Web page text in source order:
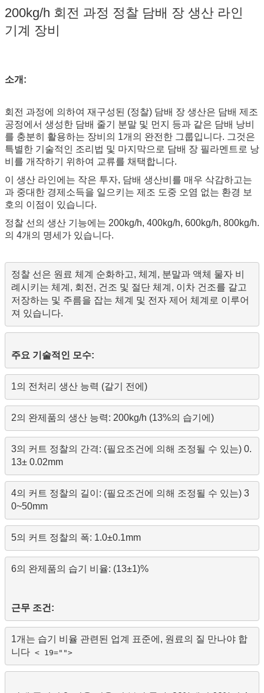
200kg/h 회전 과정 정찰 담배 장 생산 라인
기계 장비
소개:
회전 과정에 의하여 재구성된 (정찰) 담배 장 생산은 담배 제조
공정에서 생성한 담배 줄기 분말 및 먼지 등과 같은 담배 낭비
를 충분히 활용하는 장비의 1개의 완전한 그룹입니다. 그것은
특별한 기술적인 조리법 및 마지막으로 담배 장 필라멘트로 낭
비를 개작하기 위하여 교류를 채택합니다.
이 생산 라인에는 작은 투자, 담배 생산비를 매우 삭감하고는
과 중대한 경제소득을 일으키는 제조 도중 오염 없는 환경 보
호의 이점이 있습니다.
정찰 선의 생산 기능에는 200kg/h, 400kg/h, 600kg/h, 800kg/h.
의 4개의 명세가 있습니다.
정찰 선은 원료 체계 순화하고, 체계, 분말과 액체 물자 비
례시키는 체계, 회전, 건조 및 절단 체계, 이차 건조를 갈고
저장하는 및 주름을 잡는 체계 및 전자 제어 체계로 이루어
져 있습니다.
주요 기술적인 모수:
1의 전처리 생산 능력 (갈기 전에)
2의 완제품의 생산 능력: 200kg/h (13%의 습기에)
3의 커트 정찰의 간격: (필요조건에 의해 조정될 수 있는) 0.
13± 0.02mm
4의 커트 정찰의 길이: (필요조건에 의해 조정될 수 있는) 3
0~50mm
5의 커트 정찰의 폭: 1.0±0.1mm
6의 완제품의 습기 비율: (13±1)%
근무 조건:
1개는 습기 비율 관련된 업계 표준에, 원료의 질 만나야 합
니다 < 19="">